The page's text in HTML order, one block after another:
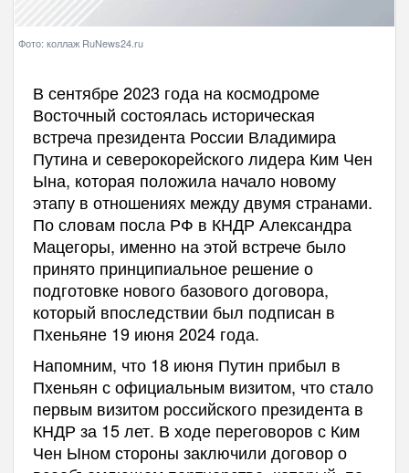
Фото: коллаж RuNews24.ru
В сентябре 2023 года на космодроме
Восточный состоялась историческая
встреча президента России Владимира
Путина и северокорейского лидера Ким Чен
Ына, которая положила начало новому
этапу в отношениях между двумя странами.
По словам посла РФ в КНДР Александра
Мацегоры, именно на этой встрече было
принято принципиальное решение о
подготовке нового базового договора,
который впоследствии был подписан в
Пхеньяне 19 июня 2024 года.
Напомним, что 18 июня Путин прибыл в
Пхеньян с официальным визитом, что стало
первым визитом российского президента в
КНДР за 15 лет. В ходе переговоров с Ким
Чен Ыном стороны заключили договор о